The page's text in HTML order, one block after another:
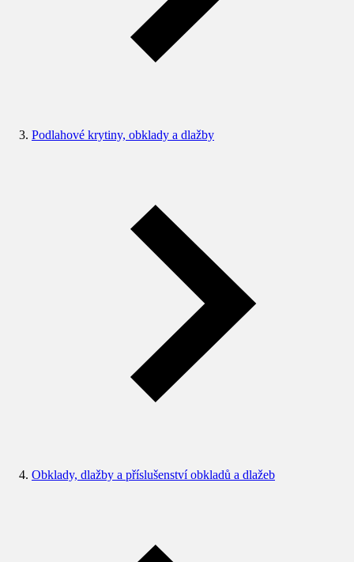
Podlahové krytiny, obklady a dlažby
Obklady, dlažby a příslušenství obkladů a dlažeb